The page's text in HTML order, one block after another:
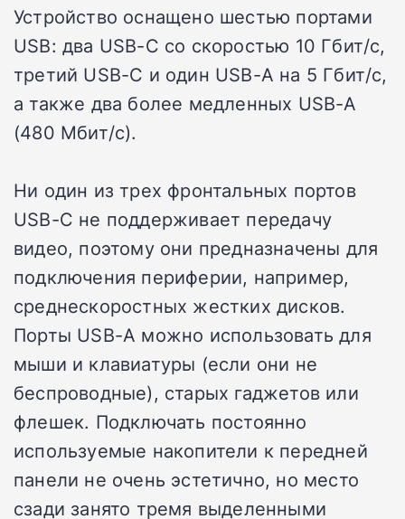
Устройство оснащено шестью портами
USB: два USB-C со скоростью 10 Гбит/с,
третий USB-C и один USB-A на 5 Гбит/с,
а также два более медленных USB-A
(480 Мбит/с).
Ни один из трех фронтальных портов
USB-C не поддерживает передачу
видео, поэтому они предназначены для
подключения периферии, например,
среднескоростных жестких дисков.
Порты USB-A можно использовать для
мыши и клавиатуры (если они не
беспроводные), старых гаджетов или
флешек. Подключать постоянно
используемые накопители к передней
панели не очень эстетично, но место
сзади занято тремя выделенными